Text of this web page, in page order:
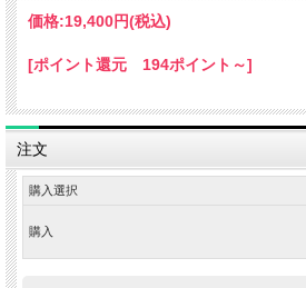
価格:19,400円(税込)
[ポイント還元 194ポイント～]
注文
購入選択
購入